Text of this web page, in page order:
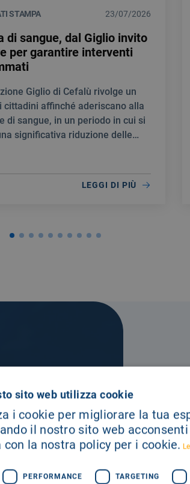
STAMPA 23/07/2026
di sangue, dal Giglio invito
per garantire interventi
Giglio di Cefalù rivolge un
cittadini affinché aderiscano alla
di sangue, in un periodo in cui si
significativa riduzione delle
LEGGI DI PIÙ
sito web utilizza cookie
i cookie per migliorare la tua
il nostro sito web
la nostra policy per i cookie.
PERFORMANCE TARGETING